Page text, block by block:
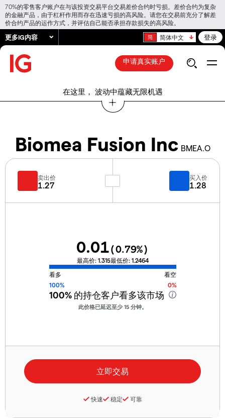
70%的零售客户账户在与该投资交易平台交易差价合约时亏损。差价合约为复杂
的金融产品，由于杠杆作用而存在迅速亏损的高风险。请您在交易前充分了解差
价合约产品的运作方式，并评估自己能否承担存款损失的高风险。
更多IG内容 简体中文 登录
申请真实账户
在这里， 波动中蕴藏无限机遇
Biomea Fusion Inc BMEA.O
卖出价
1.27
买入价
1.28
0.01(0.79%)
最高价: 1.315最低价: 1.2464
看多
看空
100%
0%
100%的持仓客户看多该市场
此价格已延迟至少 15 分钟。
快速 稳定 可靠